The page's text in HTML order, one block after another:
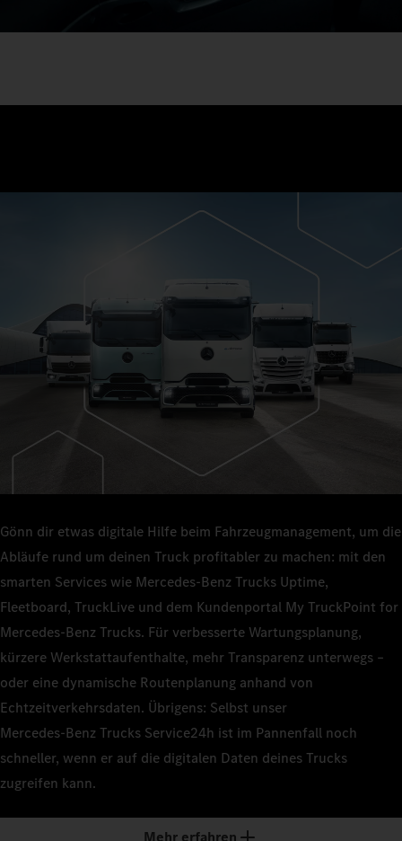
Gönn dir etwas digitale Hilfe beim Fahrzeugmanagement, um die
Abläufe rund um deinen Truck profitabler zu machen: mit den
smarten Services wie Mercedes‑Benz Trucks Uptime,
Fleetboard, TruckLive und dem Kundenportal My TruckPoint for
Mercedes‑Benz Trucks. Für verbesserte Wartungsplanung,
kürzere Werkstattaufenthalte, mehr Transparenz unterwegs –
oder eine dynamische Routenplanung anhand von
Echtzeitverkehrsdaten. Übrigens: Selbst unser
Mercedes‑Benz Trucks Service24h ist im Pannenfall noch
schneller, wenn er auf die digitalen Daten deines Trucks
zugreifen kann.
Mehr erfahren